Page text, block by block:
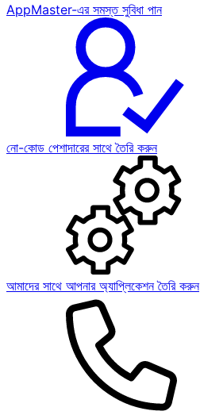
AppMaster-এর সমস্ত সুবিধা পান
নো-কোড পেশাদারের সাথে তৈরি করুন
আমাদের সাথে আপনার অ্যাপ্লিকেশন তৈরি করুন